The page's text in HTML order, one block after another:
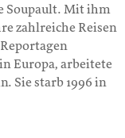
Soupault. Mit ihm
zahlreiche Reisen
Europa, arbeitete
Sie starb 1996 in